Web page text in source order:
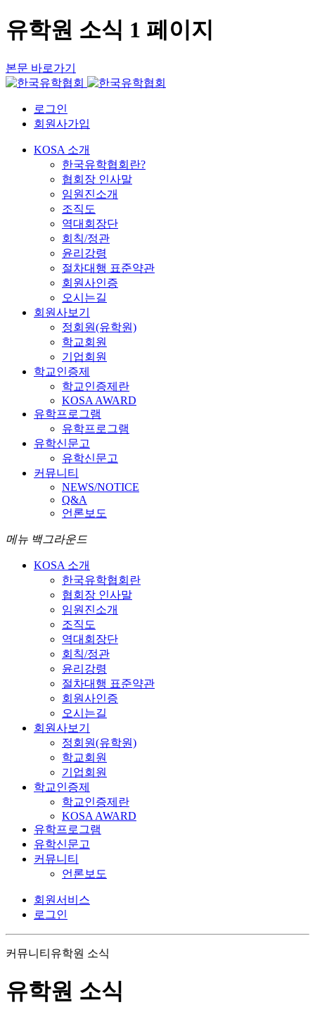
유학원 소식 1 페이지
본문 바로가기
로그인
회원사가입
KOSA 소개
한국유학협회란?
협회장 인사말
임원진소개
조직도
역대회장단
회칙/정관
윤리강령
절차대행 표준약관
회원사인증
오시는길
회원사보기
정회원(유학원)
학교회원
기업회원
학교인증제
학교인증제란
KOSA AWARD
유학프로그램
유학프로그램
유학신문고
유학신문고
커뮤니티
NEWS/NOTICE
Q&A
언론보도
메뉴 백그라운드
KOSA 소개
한국유학협회란
협회장 인사말
임원진소개
조직도
역대회장단
회칙/정관
윤리강령
절차대행 표준약관
회원사인증
오시는길
회원사보기
정회원(유학원)
학교회원
기업회원
학교인증제
학교인증제란
KOSA AWARD
유학프로그램
유학신문고
커뮤니티
언론보도
회원서비스
로그인
커뮤니티 유학원 소식
유학원 소식